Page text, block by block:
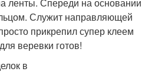
ленты. Спереди на основании
Служит направляющей
прикрепил супер клеем
веревки готов!
в